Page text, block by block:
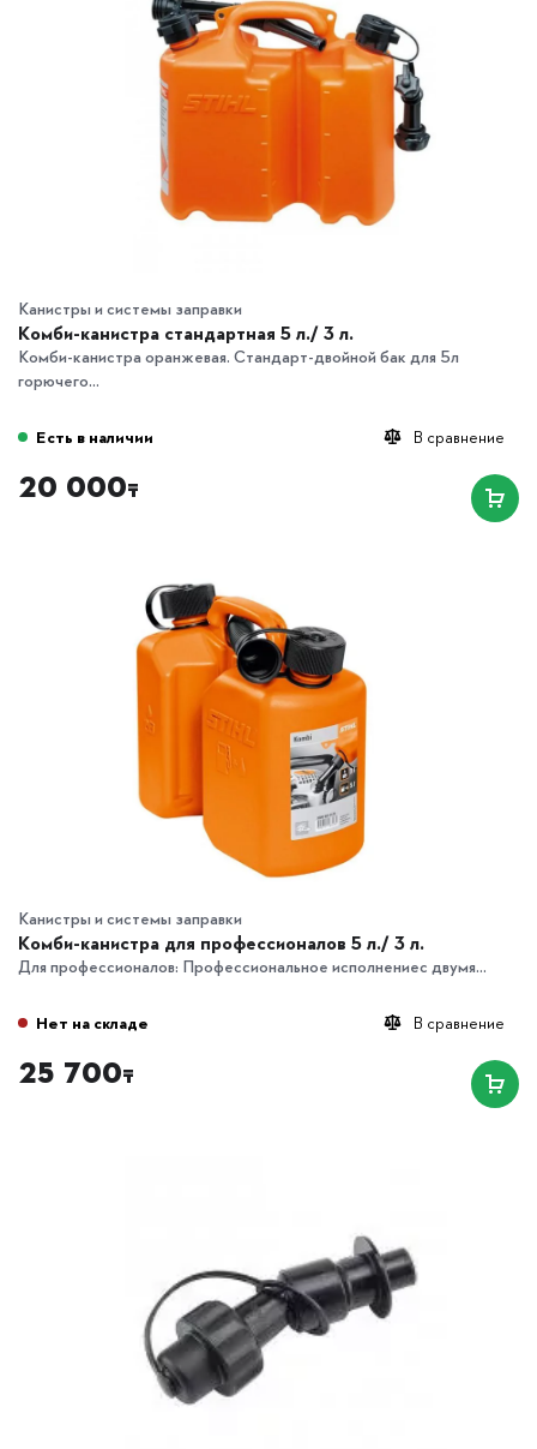
Канистры и системы заправки
Комби-канистра стандартная 5 л./ 3 л.
Комби-канистра оранжевая. Стандарт-двойной бак для 5л
горючего...
В сравнение
Есть в наличии
20 000₸
Канистры и системы заправки
Комби-канистра для профессионалов 5 л./ 3 л.
Для профессионалов: Профессиональное исполнениес двумя...
В сравнение
Нет на складе
25 700₸